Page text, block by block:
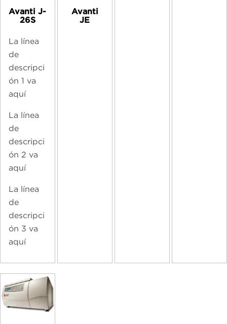
Avanti J-
26S
La línea
de
descripci
ón 1 va
aquí
La línea
de
descripci
ón 2 va
aquí
La línea
de
descripci
ón 3 va
aquí
Avanti
JE